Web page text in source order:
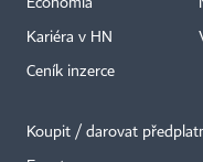
Economia
Kariéra v HN
Ceník inzerce
Koupit / darovat